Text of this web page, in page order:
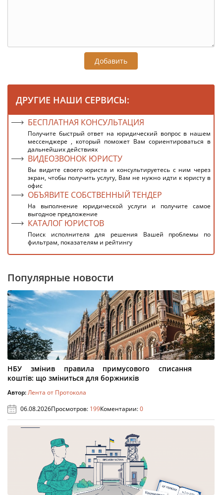
Добавить
ДРУГИЕ НАШИ СЕРВИСЫ:
БЕСПЛАТНАЯ КОНСУЛЬТАЦИЯ
Получите быстрый ответ на юридический вопрос в нашем
мессенджере , который поможет Вам сориентироваться в
дальнейших действиях
ВИДЕОЗВОНОК ЮРИСТУ
Вы видите своего юриста и консультируетесь с ним через
экран, чтобы получить услугу, Вам не нужно идти к юристу в
офис
ОБЪЯВИТЕ СОБСТВЕННЫЙ ТЕНДЕР
На выполнение юридической услуги и получите самое
выгодное предложение
КАТАЛОГ ЮРИСТОВ
Поиск исполнителя для решения Вашей проблемы по
фильтрам, показателям и рейтингу
Популярные новости
НБУ змінив правила примусового списання
коштів: що зміниться для боржників
Автор:Лента от Протокола
06.08.2026Просмотров: 199Коментарии:0